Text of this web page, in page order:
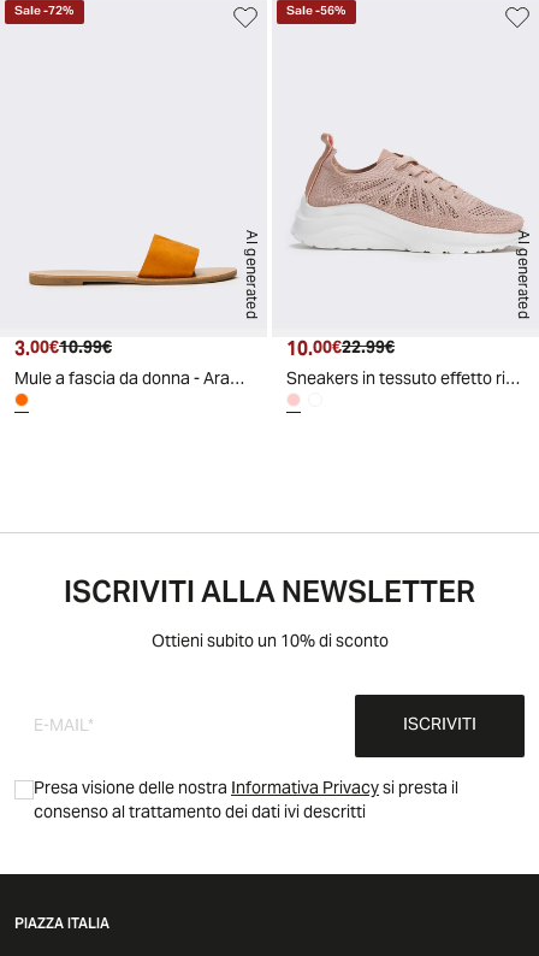
AI generated
Sale-72%
Prezzo attuale
3.00€ Prezzo originale
10.99€
Mule a fascia da donna - Arancio
AI generated
Sale-56%
Prezzo attuale
10.00€ Prezzo originale
22.99€
Sneakers in tessuto effetto ricamato - Cipria
ISCRIVITI ALLA NEWSLETTER
Ottieni subito un 10% di sconto
ISCRIVITI
Presa visione delle nostraInformativa Privacysi presta il
consenso al trattamento dei dati ivi descritti
PIAZZA ITALIA